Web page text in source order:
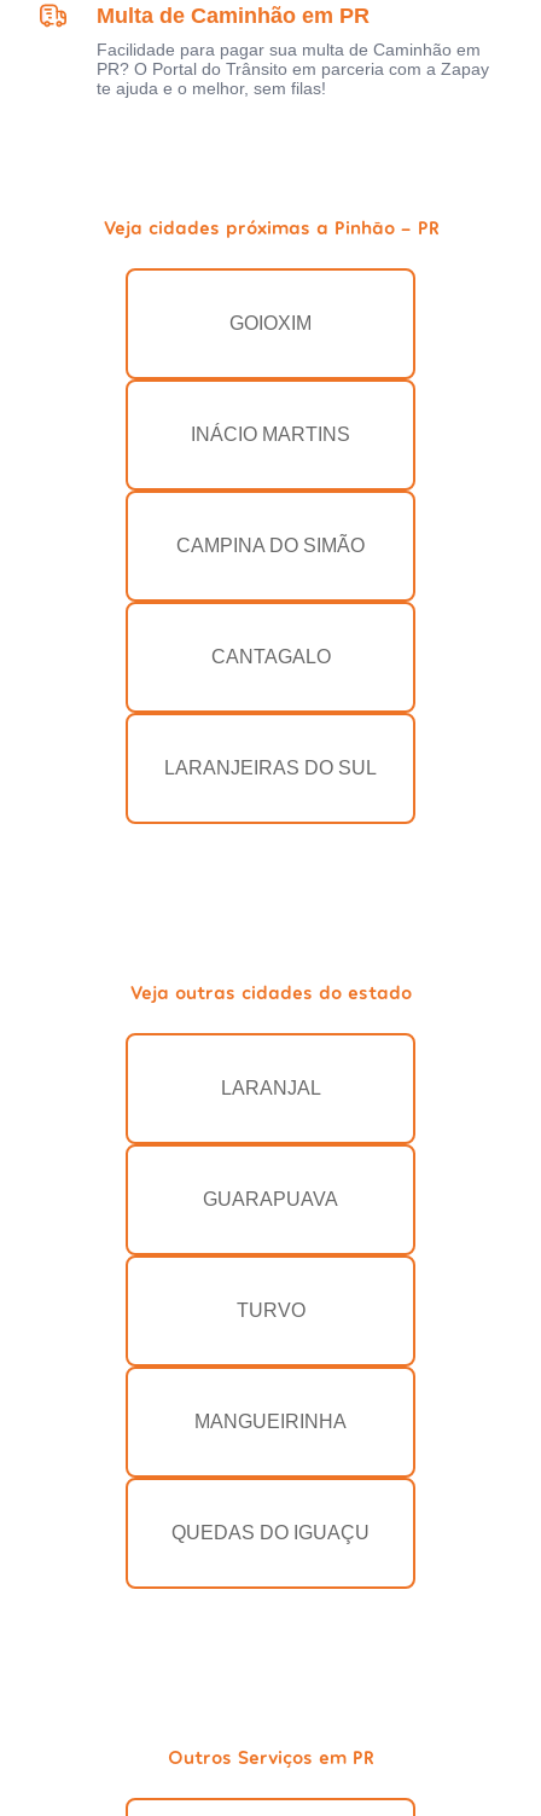
Multa de Caminhão em PR
Facilidade para pagar sua multa de Caminhão em
PR? O Portal do Trânsito em parceria com a Zapay
te ajuda e o melhor, sem filas!
Veja cidades próximas a Pinhão - PR
GOIOXIM
INÁCIO MARTINS
CAMPINA DO SIMÃO
CANTAGALO
LARANJEIRAS DO SUL
Veja outras cidades do estado
LARANJAL
GUARAPUAVA
TURVO
MANGUEIRINHA
QUEDAS DO IGUAÇU
Outros Serviços em PR